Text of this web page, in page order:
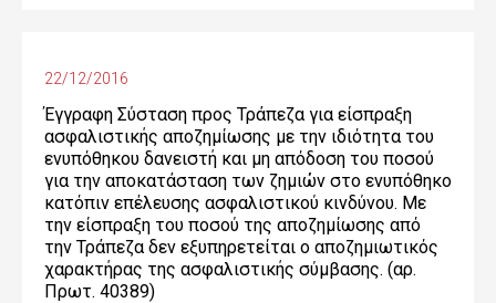
22/12/2016
Έγγραφη Σύσταση προς Τράπεζα για είσπραξη
ασφαλιστικής αποζημίωσης με την ιδιότητα του
ενυπόθηκου δανειστή και μη απόδοση του ποσού
για την αποκατάσταση των ζημιών στο ενυπόθηκο
κατόπιν επέλευσης ασφαλιστικού κινδύνου. Mε
την είσπραξη του ποσού της αποζημίωσης από
την Τράπεζα δεν εξυπηρετείται ο αποζημιωτικός
χαρακτήρας της ασφαλιστικής σύμβασης. (αρ.
Πρωτ. 40389)